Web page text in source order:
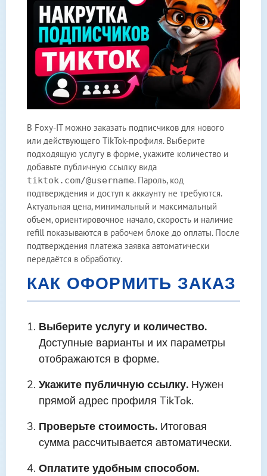
В Foxy-IT можно заказать подписчиков для нового
или действующего TikTok-профиля. Выберите
подходящую услугу в форме, укажите количество и
добавьте публичную ссылку вида
tiktok.com/@username. Пароль, код
подтверждения и доступ к аккаунту не требуются.
Актуальная цена, минимальный и максимальный
объём, ориентировочное начало, скорость и наличие
refill показываются в рабочем блоке до оплаты. После
подтверждения платежа заявка автоматически
передаётся в обработку.
КАК ОФОРМИТЬ ЗАКАЗ
Выберите услугу и количество.
Доступные варианты и их параметры
отображаются в форме.
Укажите публичную ссылку. Нужен
прямой адрес профиля TikTok.
Проверьте стоимость. Итоговая
сумма рассчитывается автоматически.
Оплатите удобным способом.